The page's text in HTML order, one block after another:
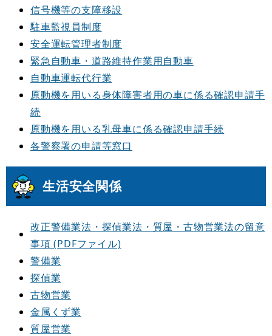
信号機等の支障移設
駐車監視員制度
安全運転管理者制度
緊急自動車・道路維持作業用自動車
自動車運転代行業
原動機を用いる身体障害者用の車に係る確認申請手
続
原動機を用いる乳母車に係る確認申請手続
各警察署の申請等窓口
生活安全関係
改正警備業法・探偵業法・質屋・古物営業法の留意
事項 (PDFファイル)
警備業
探偵業
古物営業
金属くず業
質屋営業